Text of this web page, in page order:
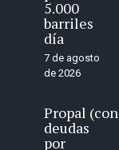
5.000
barriles
día
7 de agosto
de 2026
Propal (con
deudas
por